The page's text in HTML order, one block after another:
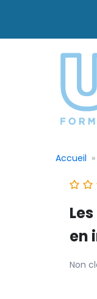
Accueil
en
Non